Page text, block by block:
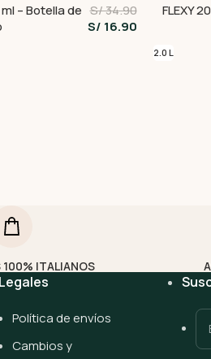
– Botella de S/ 34.90
S/ 16.90
FLEXY
2.0 L
ITALIANOS
Legales
Política de envíos
Cambios y